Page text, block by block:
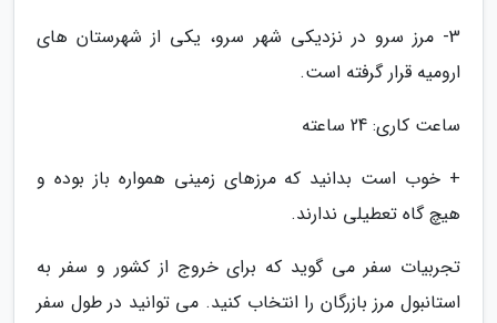
3- مرز سرو در نزدیکی شهر سرو، یکی از شهرستان های
ارومیه قرار گرفته است.
ساعت کاری: 24 ساعته
+ خوب است بدانید که مرزهای زمینی همواره باز بوده و
هیچ گاه تعطیلی ندارند.
تجربیات سفر می گوید که برای خروج از کشور و سفر به
استانبول مرز بازرگان را انتخاب کنید. می توانید در طول سفر